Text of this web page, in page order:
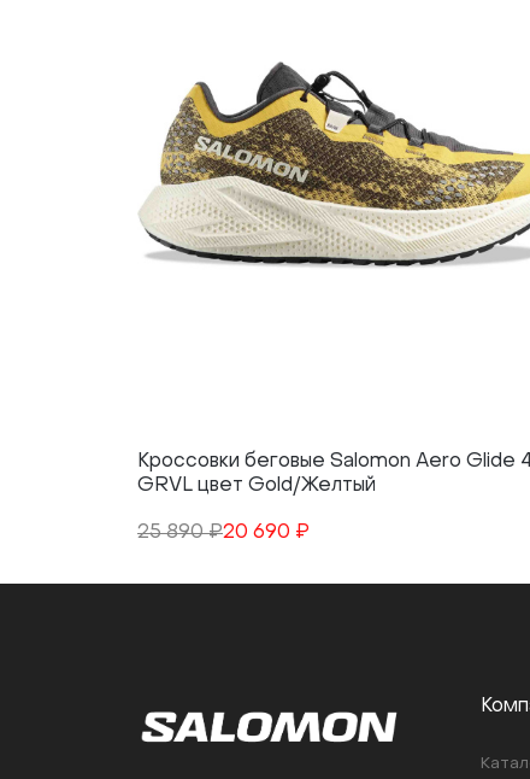
Кроссовки беговые Salomon Aero Glide 4
GRVL цвет Gold/Желтый
25 890 ₽20 690 ₽